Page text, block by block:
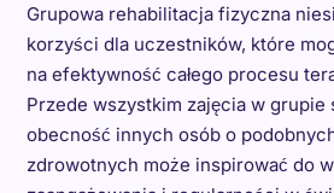
Grupowa rehabilitacja fizyczna
korzyści dla uczestników, które
na efektywność całego procesu
Przede wszystkim zajęcia w grupie
obecność innych osób o
zdrowotnych może inspirować do